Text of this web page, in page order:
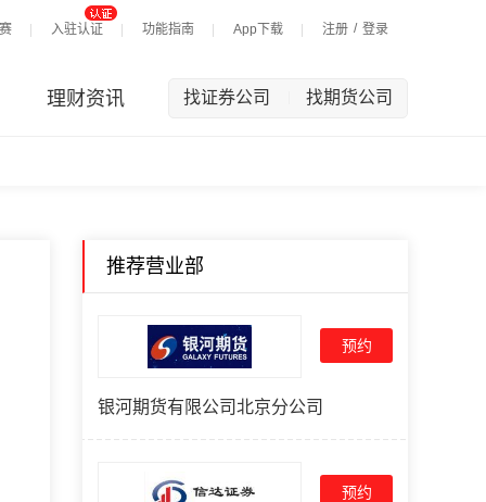
入驻认证 功能指南 App下载 注册 / 登录
理财资讯 找证券公司 找期货公司
推荐营业部
预约
银河期货有限公司北京分公司
预约